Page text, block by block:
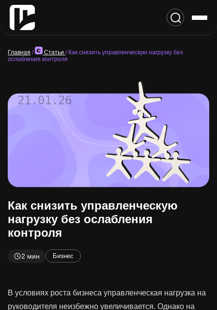
Главная / Статьи / Как снизить управленческую нагрузку без
ослабления контроля
21.01.26
Как снизить управленческую
нагрузку без ослабления
контроля
2 мин Бизнес
В условиях роста бизнеса управленческая нагрузка на
руководителя неизбежно увеличивается. Однако на